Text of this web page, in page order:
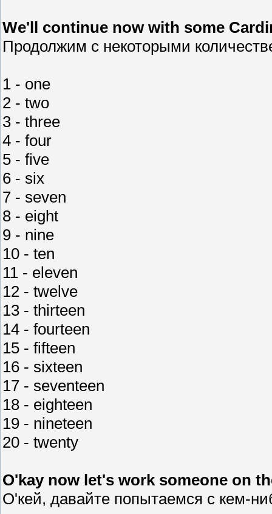
We'll continue now with some
Продолжим с некоторыми
1 - one
2 - two
3 - three
4 - four
5 - five
6 - six
7 - seven
8 - eight
9 - nine
10 - ten
11 - eleven
12 - twelve
13 - thirteen
14 - fourteen
15 - fifteen
16 - sixteen
17 - seventeen
18 - eighteen
19 - nineteen
20 - twenty
O'kay now let's work someone on
О'кей, давайте попытаемся с кем-